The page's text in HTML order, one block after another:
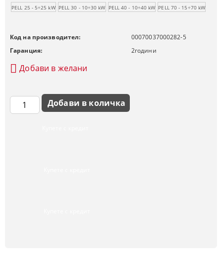
PELL 25 - 5÷25 kW PELL 30 - 10÷30 kW PELL 40 - 10÷40 kW PELL 70 - 15÷70 kW
Код на производител:
00070037000282-5
Гаранция:
2години
Добави в желани